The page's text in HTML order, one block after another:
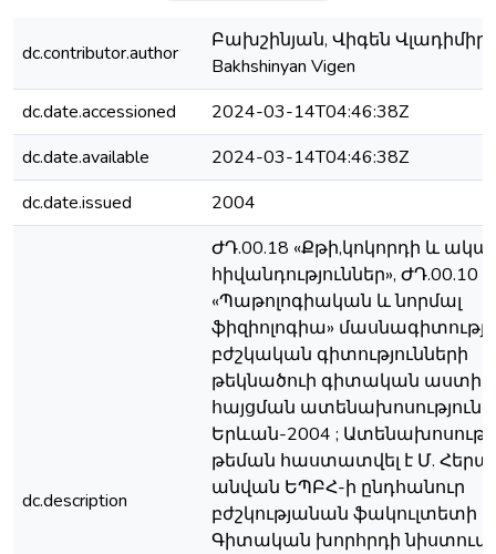
dc.contributor.author
Բախշինյան, Վիգեն
Bakhshinyan Vigen
dc.date.accessioned
2024-03-14T04:46:38Z
dc.date.available
2024-03-14T04:46:38Z
dc.date.issued
2004
dc.description
ԺԴ.00.18 «Քթի,կոկորդի և
հիվանդություններ», ԺԴ.00.10
«Պաթոլոգիական և նորմալ
ֆիզիոլոգիա»
բժշկական գիտությունների
թեկնածուի գիտական
հայցման ատենախոսություն ;
Երևան-2004 ;
թեման հաստատվել է Մ.
անվան ԵՊԲՀ-ի ընդհանուր
բժշկությանան ֆակուլտետի
Գիտական խորհրդի նիստում ;